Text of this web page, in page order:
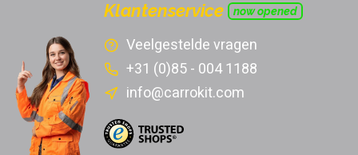
Klantenservice now opened
Veelgestelde vragen
+31 (0)85 - 004 1188
info@carrokit.com